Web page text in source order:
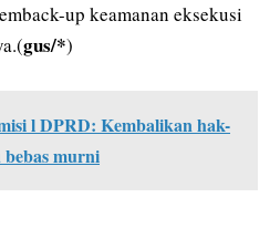
up keamanan eksekusi
gus/*)
l DPRD: Kembalikan hak-
murni